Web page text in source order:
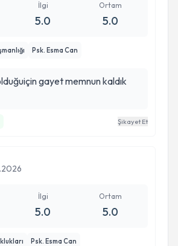
İlgi
5.0
Ortam
5.0
Psk. Esma Can
gayet memnun kaldık
Şikayet Et
İlgi
5.0
Ortam
5.0
Psk. Esma Can